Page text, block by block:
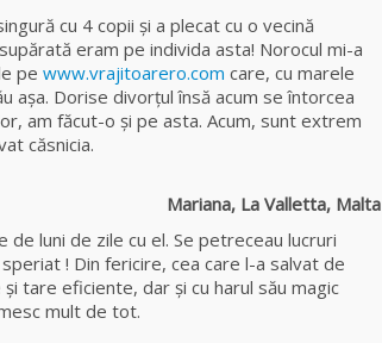
cu 4 copii şi a plecat cu o vecină
eram pe individa asta! Norocul mi-a
pe www.vrajitoarero.com care, cu marele
așa. Dorise divorţul însă acum se întorcea
am făcut-o și pe asta. Acum, sunt extrem
căsnicia.
Mariana, La Valletta, Malta
luni de zile cu el. Se petreceau lucruri
! Din fericire, cea care l-a salvat de
tare eficiente, dar şi cu harul său magic
mult de tot.